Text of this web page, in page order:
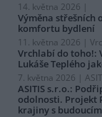
14. května 2026 |
Výměna střešních
komfortu bydlení
11. května 2026 |
Vrchlabí do toho!:
Lukáše Teplého
7. května 2026 |
ASITIS s.r.o.:
odolnosti. Projekt
krajiny s